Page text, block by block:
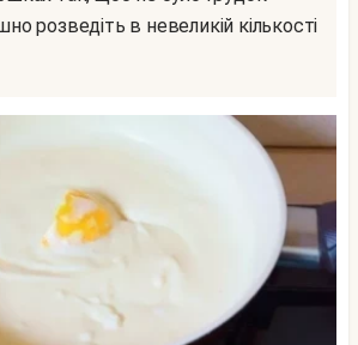
розведіть в невеликій кількості